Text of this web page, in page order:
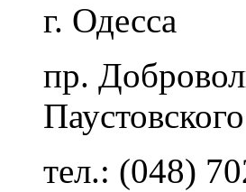
г. Одесса
пр.
тел.: (048)